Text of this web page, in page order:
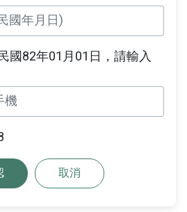
國82年01月01日，請輸入
取消